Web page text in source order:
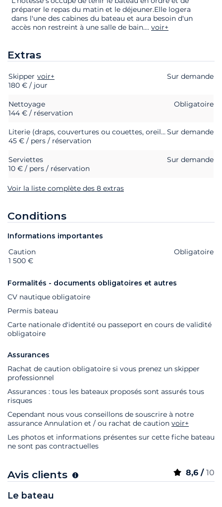
préparer le repas du matin et le déjeuner.Elle logera
dans l'une des cabines du bateau et aura besoin d'un
accès non restreint à une salle de bain.... voir+
Extras
Extras Statut
Skipper voir+
Sur demande
180 € / jour
Nettoyage
Obligatoire
144 € / réservation
Literie (draps, couvertures ou couettes, oreillers et taies d'oreillers)Sur demande
45 € / pers / réservation
Serviettes
Sur demande
10 € / pers / réservation
Voir la liste complète des 8 extras
Conditions
Informations importantes
Extras Statut
Caution
Obligatoire
1 500 €
Formalités - documents obligatoires et autres
CV nautique obligatoire
Permis bateau
Carte nationale d'identité ou passeport en cours de validité
obligatoire
Assurances
Rachat de caution obligatoire si vous prenez un skipper
professionnel
Assurances : tous les bateaux proposés sont assurés tous
risques
Cependant nous vous conseillons de souscrire à notre
assurance Annulation et / ou rachat de caution voir+
Les photos et informations présentes sur cette fiche bateau
ne sont pas contractuelles
Avis clients 8,6 / 10
Le bateau